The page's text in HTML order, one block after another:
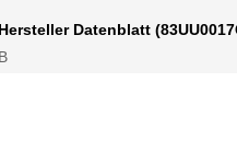
Datenblatt